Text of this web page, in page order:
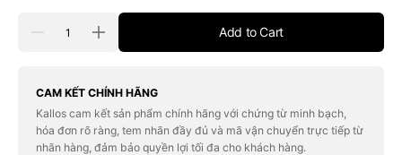
Decrease
BTS
S/S
T-
Shirt
Increase
quantity
BTS
S/S
T-
Shirt
Add to Cart
CAM KẾT CHÍNH HÃNG
Kallos cam kết sản phẩm chính hãng với chứng từ minh bạch,
hóa đơn rõ ràng, tem nhãn đầy đủ và mã vận chuyển trực tiếp từ
nhãn hàng, đảm bảo quyền lợi tối đa cho khách hàng.